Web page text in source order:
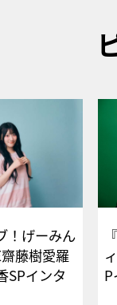
！げーみん
藤樹愛羅
SPインタ